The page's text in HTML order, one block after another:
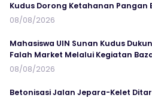
Kudus Dorong Ketahanan Pangan
08/08/2026
Mahasiswa UIN Sunan Kudus
Falah Market Melalui Kegiatan
08/08/2026
Betonisasi Jalan Jepara-Kelet